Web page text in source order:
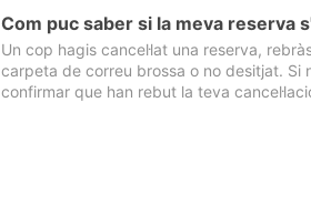
Com puc saber si la meva reserva
Un cop hagis cancel·lat una reserva,
carpeta de correu brossa o no desitjat. Si
confirmar que han rebut la teva